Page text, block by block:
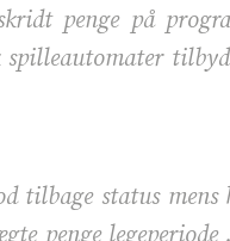
penge på
tilbage status